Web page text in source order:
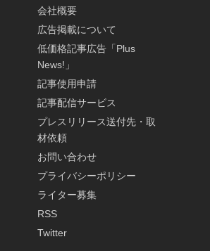
会社概要
広告掲載について
低価格記事広告「Plus
News!」
記事使用申請
記事配信サービス
プレスリリース送付先・取
材依頼
お問い合わせ
プライバシーポリシー
ライター募集
RSS
Twitter